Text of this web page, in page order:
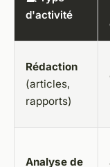
d'activité
Rédaction
(articles,
rapports)
Analyse de